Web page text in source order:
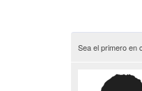
Sea el primero en